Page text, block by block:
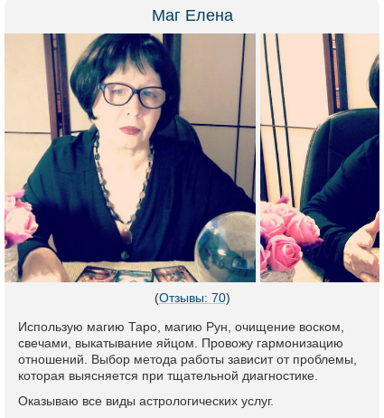
Маг Елена
(Отзывы: 70)
Использую магию Таро, магию Рун, очищение воском,
свечами, выкатывание яйцом. Провожу гармонизацию
отношений. Выбор метода работы зависит от проблемы,
которая выясняется при тщательной диагностике.
Оказываю все виды астрологических услуг.